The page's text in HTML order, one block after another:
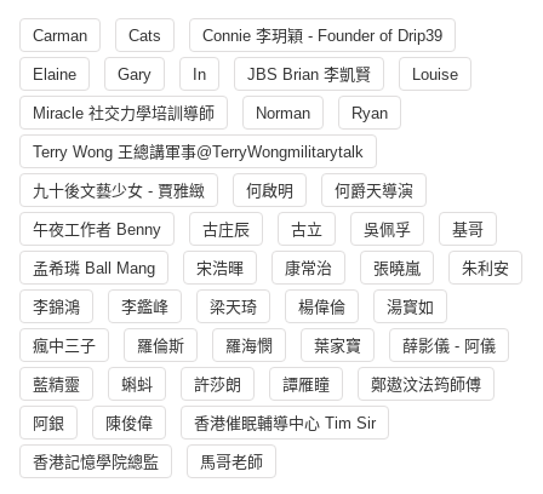
Carman Cats Connie 李玥穎 - Founder of Drip39
Elaine Gary In JBS Brian 李凱賢 Louise
Miracle 社交力學培訓導師 Norman Ryan
Terry Wong 王總講軍事@TerryWongmilitarytalk
九十後文藝少女 - 賈雅緻 何啟明 何爵天導演
午夜工作者 Benny 古庄辰 古立 吳佩孚 基哥
孟希璘 Ball Mang 宋浩暉 康常治 張曉嵐 朱利安
李錦鴻 李鑑峰 梁天琦 楊偉倫 湯寳如
瘋中三子 羅倫斯 羅海憫 葉家寶 薛影儀 - 阿儀
藍精靈 蝌蚪 許莎朗 譚雁瞳 鄭遨汶法筠師傅
阿銀 陳俊偉 香港催眠輔導中心 Tim Sir
香港記憶學院總監 馬哥老師